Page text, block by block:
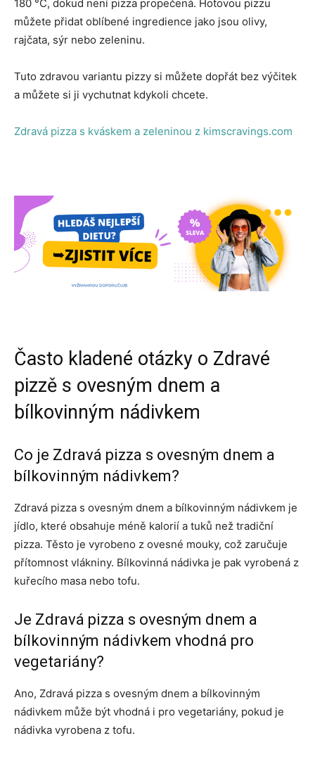
180 °C, dokud není pizza propečená. Hotovou pizzu
můžete přidat oblíbené ingredience jako jsou olivy,
rajčata, sýr nebo zeleninu.
Tuto zdravou variantu pizzy si můžete dopřát bez výčitek
a můžete si ji vychutnat kdykoli chcete.
Zdravá pizza s kváskem a zeleninou z kimscravings.com
Často kladené otázky o Zdravé
pizzě s ovesným dnem a
bílkovinným nádivkem
Co je Zdravá pizza s ovesným dnem a
bílkovinným nádivkem?
Zdravá pizza s ovesným dnem a bílkovinným nádivkem je
jídlo, které obsahuje méně kalorií a tuků než tradiční
pizza. Těsto je vyrobeno z ovesné mouky, což zaručuje
přítomnost vlákniny. Bílkovinná nádivka je pak vyrobená z
kuřecího masa nebo tofu.
Je Zdravá pizza s ovesným dnem a
bílkovinným nádivkem vhodná pro
vegetariány?
Ano, Zdravá pizza s ovesným dnem a bílkovinným
nádivkem může být vhodná i pro vegetariány, pokud je
nádivka vyrobena z tofu.